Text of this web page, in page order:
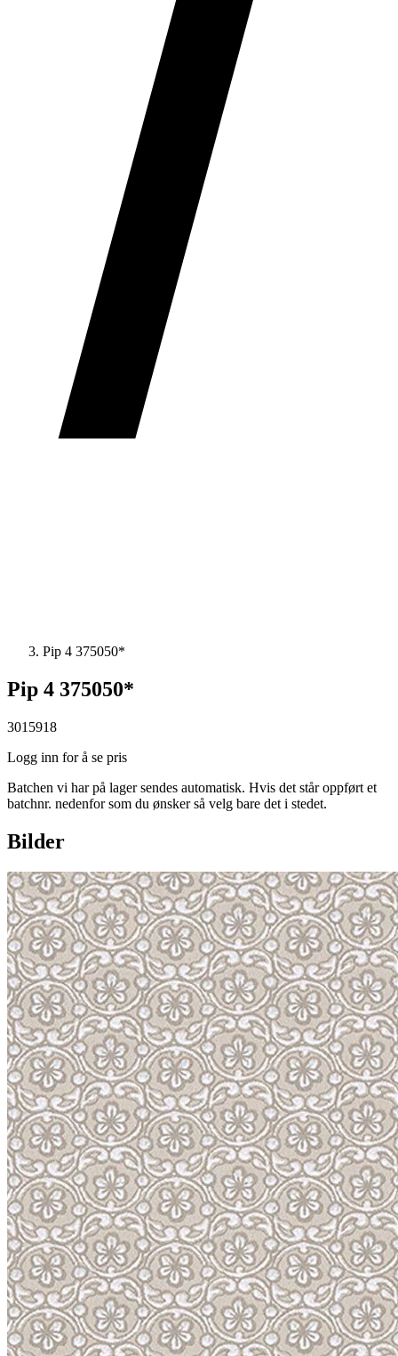
Pip 4 375050*
Pip 4 375050*
3015918
Logg inn for å se pris
Batchen vi har på lager sendes automatisk. Hvis det står oppført et
batchnr. nedenfor som du ønsker så velg bare det i stedet.
Bilder